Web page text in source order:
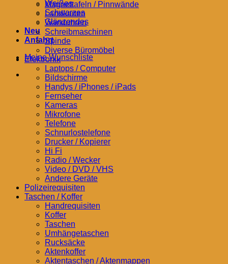
Weißes
Schwarzes
Glänzendes
Neu
Anfahrt
Meine Wunschliste
Magnettafeln / Pinnwände
Landkarten
Wanduhren
Schreibmaschinen
Spinde
Diverse Büromöbel
Elektronik
Laptops / Computer
Bildschirme
Handys / iPhones / iPads
Fernseher
Kameras
Mikrofone
Telefone
Schnurlostelefone
Drucker / Kopierer
Hi Fi
Radio / Wecker
Video / DVD / VHS
Andere Geräte
Polizeirequisiten
Taschen / Koffer
Handrequisiten
Koffer
Taschen
Umhängetaschen
Rucksäcke
Aktenkoffer
Aktentaschen / Aktenmappen